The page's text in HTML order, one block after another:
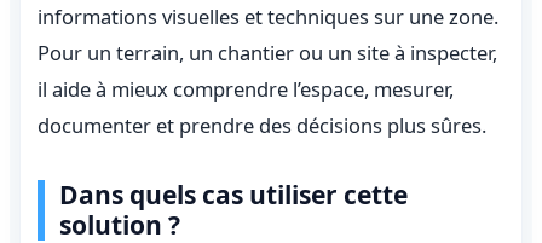
informations visuelles et techniques sur une zone.
Pour un terrain, un chantier ou un site à inspecter,
il aide à mieux comprendre l’espace, mesurer,
documenter et prendre des décisions plus sûres.
Dans quels cas utiliser cette
solution ?